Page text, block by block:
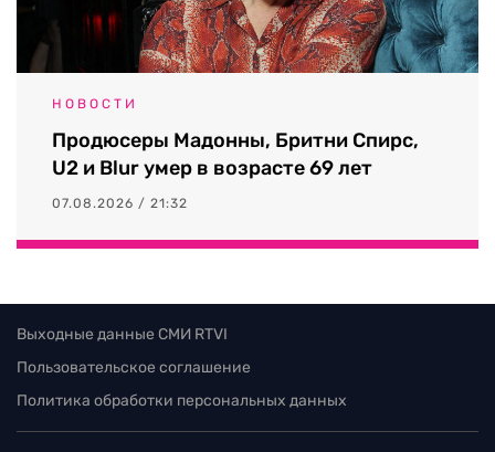
НОВОСТИ
Продюсеры Мадонны, Бритни Спирс,
U2 и Blur умер в возрасте 69 лет
07.08.2026 / 21:32
Выходные данные СМИ RTVI
Пользовательское соглашение
Политика обработки персональных данных